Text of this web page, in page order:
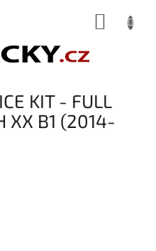
KIT - FULL
XX B1 (2014-